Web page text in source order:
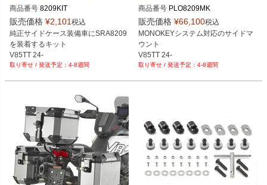
商品番号 8209KIT
販売価格 ¥2,101 税込
純正サイドケース装備車にSRA8209
を装着するキット
V85TT 24-
4-8週間
商品番号 PLO8209MK
販売価格 ¥66,100税込
MONOKEYシステム対応のサイドマ
ウント
V85TT 24-
4-8週間